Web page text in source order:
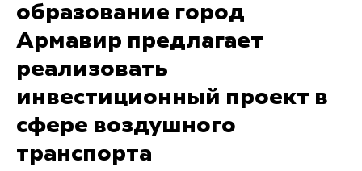
образование город
Армавир предлагает
реализовать
инвестиционный проект в
сфере воздушного
транспорта